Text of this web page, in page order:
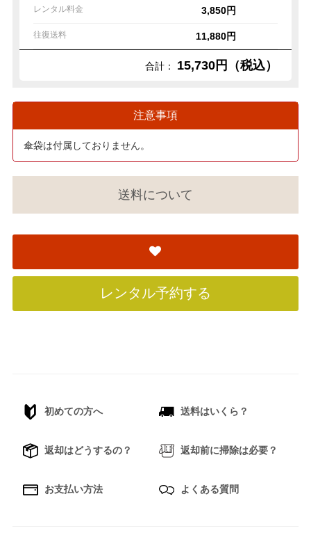
レンタル料金 3,850円
往復送料 11,880円
合計： 15,730円（税込）
注意事項
傘袋は付属しておりません。
送料について
レンタル予約する
初めての方へ 送料はいくら？
返却はどうするの？ 返却前に掃除は必要？
お支払い方法 よくある質問